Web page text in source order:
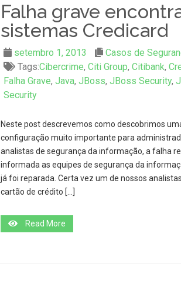
Falha grave
sistemas Credicard
setembro 1, 2013
Casos de
Tags:Cibercrime, Citi Group, Citibank,
Falha Grave, Java, JBoss, JBoss Security,
Security
Neste post descrevemos como descobrimos
configuração muito importante para
analistas de segurança da informação, a falha
informada as equipes de segurança da
já foi reparada. Certa vez um de nossos
cartão de crédito […]
Read More